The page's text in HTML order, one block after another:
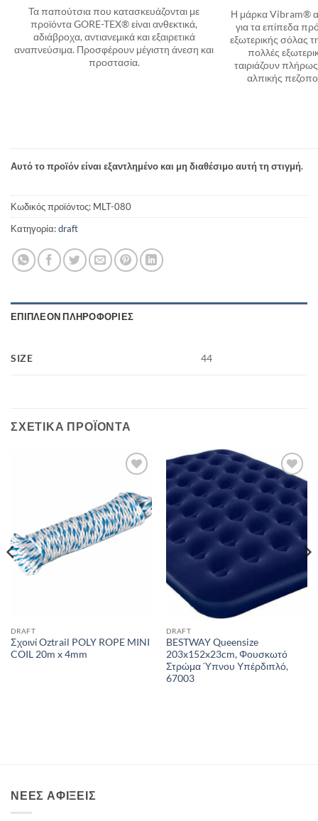
Τα παπούτσια που κατασκευάζονται με
προϊόντα GORE-TEX® είναι ανθεκτικά,
αδιάβροχα, αντιανεμικά και εξαιρετικά
αναπνεύσιμα. Προσφέρουν μέγιστη άνεση και
προστασία.
Η μάρκα Vibram®
για τα επίπεδα
εξωτερικής σόλας
πολλές
ταιριάζουν
αλπικής
Αυτό το προϊόν είναι εξαντλημένο και μη διαθέσιμο αυτή τη στιγμή.
Κωδικός προϊόντος: MLT-080
Κατηγορία:draft
ΕΠΙΠΛΈΟΝ ΠΛΗΡΟΦΟΡΊΕΣ
SIZE 44
ΣΧΕΤΙΚΆ ΠΡΟΪΌΝΤΑ
wishlist
DRAFT
Σχοινί Oztrail POLY ROPE MINI
COIL 20m x 4mm
Add to
wishlist
DRAFT
BESTWAY Queensize
203x152x23cm, Φουσκωτό
Στρώμα Ύπνου Υπέρδιπλό,
67003
ΝΈΕΣ ΑΦΊΞΕΙΣ